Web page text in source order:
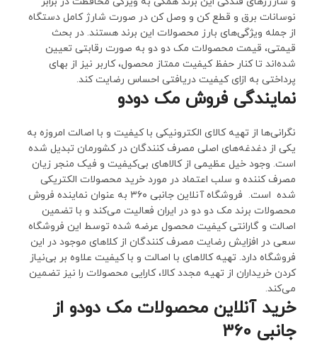
نوسانات برق و قطع کن و وصل کن در صورت شارژ کامل دستگاه
از جمله ویژگی‌های بارز محصولات این برند هستند. در بحث
قیمتی، قیمت محصولات مک دو دو به صورت رقابتی تعیین
شده‌اند تا کنار حفظ کیفیت ممتاز محصول، کاربر نیز از بهای
پرداختی به ازای کیفیت دریافتی احساس رضایت کند.
نمایندگی فروش مک دودو
نگرانی‌ها از تهیه کالای الکترونیکی با کیفیت و با اصالت امروزه به
یکی از دغدغه‌های اصلی مصرف کنندگان در کشورمان تبدیل شده
است. وجود خیل عظیمی از کالاهای بی‌کیفیت و فیک منجر زیان
مصرف کننده و سلب اعتماد در مورد خرید محصولات الکتریکی
شده است. فروشگاه آنلاین جانبی ۳۶۰ به عنوان نماینده فروش
محصولات برند مک دو دو در ایران فعالیت می‌کند و با تضمین
اصالت و گارانتی کیفیت محصول عرضه شده توسط این فروشگاه
سعی در افزایش رضایت مصرف کنندگان از کلا‌های موجود در این
فروشگاه دارد. تهیه کالاهای با اصالت و با کیفیت علاوه بر بی‌نیاز
کردن خریداران از تهیه مجدد کالا، کارایی محصولات را نیز تضمین
می‌کند.
خرید آنلاین محصولات مک دودو از
جانبی 360